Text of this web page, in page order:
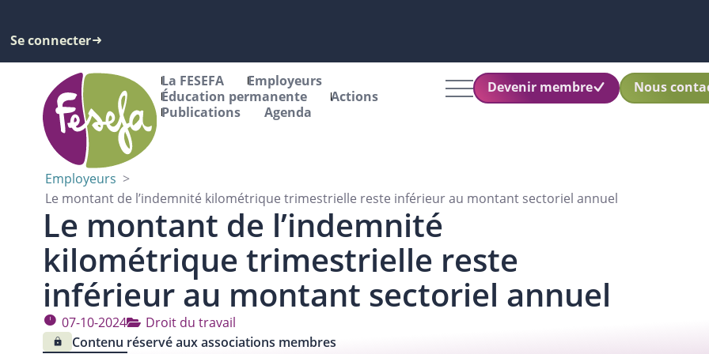
Se connecter
La FESEFA
Employeurs
Éducation permanente
Actions
Publications
Agenda
Devenir membre Nous
Employeurs >
Le montant de l’indemnité kilométrique trimestrielle reste inférieur au montant sectoriel annuel
Le montant de l’indemnité
kilométrique trimestrielle reste
inférieur au montant sectoriel annuel
07-10-2024 Droit du travail
Contenu réservé aux associations membres